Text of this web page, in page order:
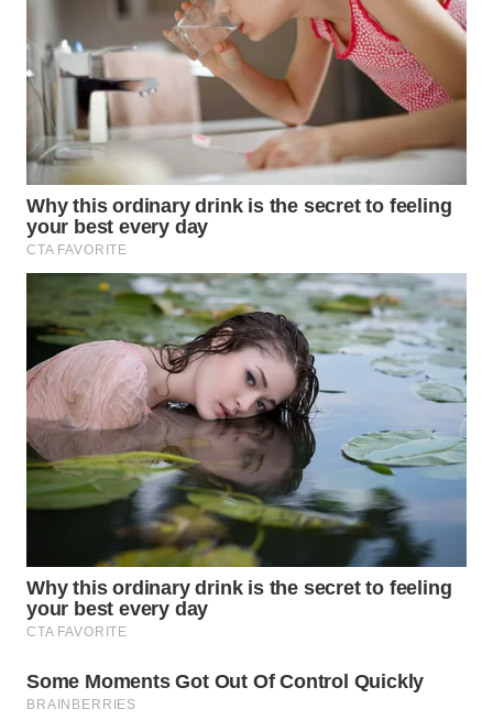
WN
GORONTALO
WN
SULUT
WN
MALUKU
WN
MALUT
WN
DAIRI
WN
DANAU
TOBA
WN
NIAS
LANGKAT